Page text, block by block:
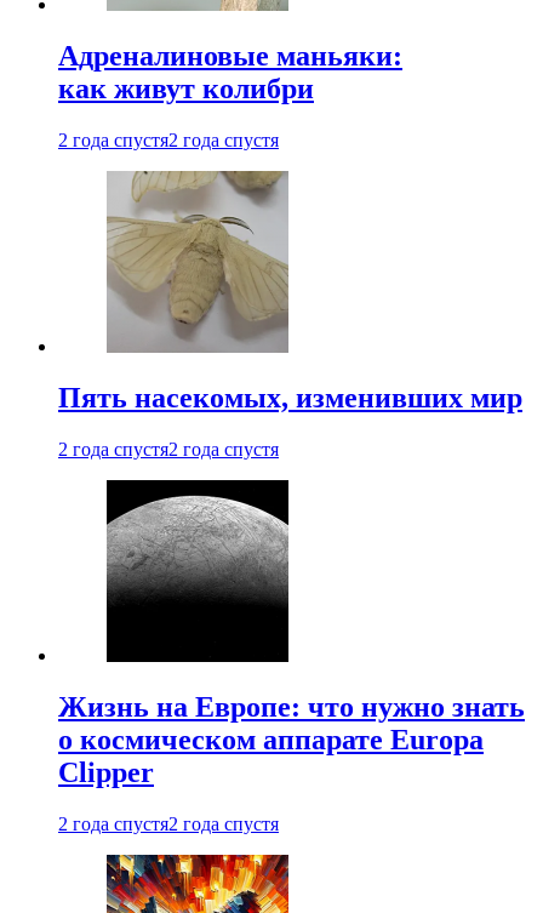
Адреналиновые маньяки:
как живут колибри
2 года спустя2 года спустя
Пять насекомых, изменивших мир
2 года спустя2 года спустя
Жизнь на Европе: что нужно знать
о космическом аппарате Europa
Clipper
2 года спустя2 года спустя